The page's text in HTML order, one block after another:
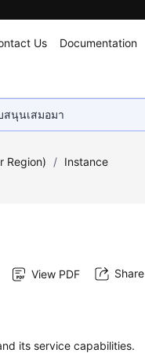
Us Documentation
สนุนเสมอมา
Region) / Instance
View PDF Share
its service capabilities.